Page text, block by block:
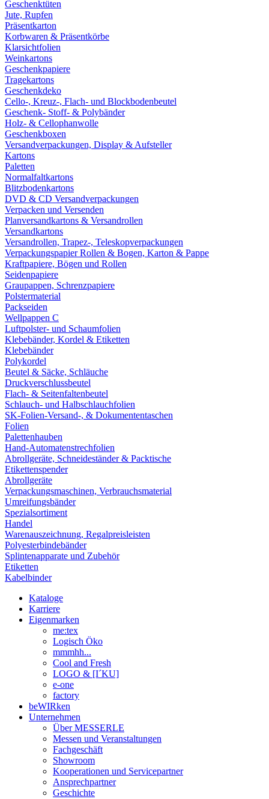
Geschenktüten
Jute, Rupfen
Präsentkarton
Korbwaren & Präsentkörbe
Klarsichtfolien
Weinkartons
Geschenkpapiere
Tragekartons
Geschenkdeko
Cello-, Kreuz-, Flach- und Blockbodenbeutel
Geschenk- Stoff- & Polybänder
Holz- & Cellophanwolle
Geschenkboxen
Versandverpackungen, Display & Aufsteller
Kartons
Paletten
Normalfaltkartons
Blitzbodenkartons
DVD & CD Versandverpackungen
Verpacken und Versenden
Planversandkartons & Versandrollen
Versandkartons
Versandrollen, Trapez-, Teleskopverpackungen
Verpackungspapier Rollen & Bogen, Karton & Pappe
Kraftpapiere, Bögen und Rollen
Seidenpapiere
Graupappen, Schrenzpapiere
Polstermaterial
Packseiden
Wellpappen C
Luftpolster- und Schaumfolien
Klebebänder, Kordel & Etiketten
Klebebänder
Polykordel
Beutel & Säcke, Schläuche
Druckverschlussbeutel
Flach- & Seitenfaltenbeutel
Schlauch- und Halbschlauchfolien
SK-Folien-Versand-, & Dokumententaschen
Folien
Palettenhauben
Hand-Automatenstrechfolien
Abrollgeräte, Schneideständer & Packtische
Etikettenspender
Abrollgeräte
Verpackungsmaschinen, Verbrauchsmaterial
Umreifungsbänder
Spezialsortiment
Handel
Warenauszeichnung, Regalpreisleisten
Polyesterbindebänder
Splintenapparate und Zubehör
Etiketten
Kabelbinder
Kataloge
Karriere
Eigenmarken
me:tex
Logisch Öko
mmmhh...
Cool and Fresh
LOGO & [I´KU]
e-one
factory
beWIRken
Unternehmen
Über MESSERLE
Messen und Veranstaltungen
Fachgeschäft
Showroom
Kooperationen und Servicepartner
Ansprechpartner
Geschichte